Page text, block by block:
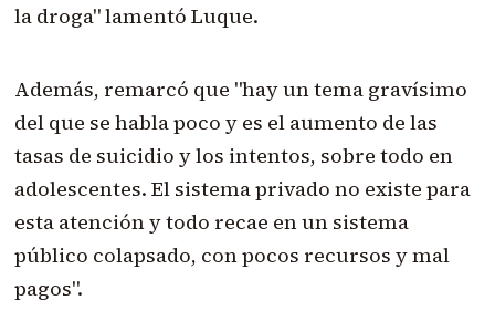
la droga" lamentó Luque.
Además, remarcó que "hay un tema gravísimo
del que se habla poco y es el aumento de las
tasas de suicidio y los intentos, sobre todo en
adolescentes. El sistema privado no existe para
esta atención y todo recae en un sistema
público colapsado, con pocos recursos y mal
pagos".